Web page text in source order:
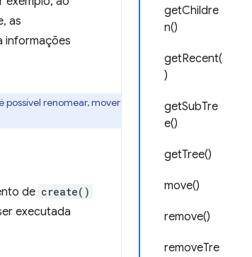
getChildre
n()
getRecent(
)
getSubTre
e()
getTree()
move()
remove()
removeTre
as
informações
possível renomear, mover
de create()
executada